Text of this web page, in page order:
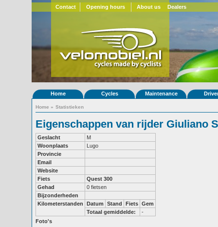
Contact Opening hours About us Dealers
Home Cycles Maintenance
Home » Statistieken
Eigenschappen van rijder Giuliano
Geslacht
M
Woonplaats
Lugo
Provincie
Email
Website
Fiets
Quest 300
Gehad
0 fietsen
Bijzonderheden
Kilometerstanden
Datum Stand Fiets Gem
Totaal gemiddelde:
-
Foto's